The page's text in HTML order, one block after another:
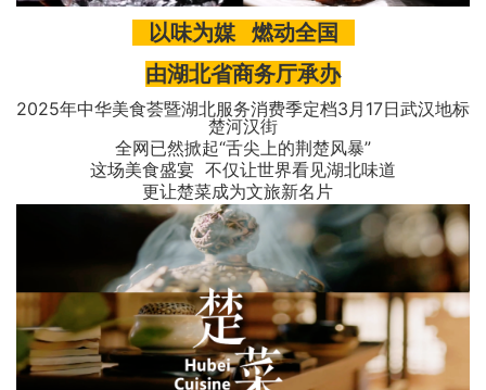
以味为媒 燃动全国
由湖北省商务厅承办
2025年中华美食荟暨湖北服务消费季定档3月17日武汉地标
楚河汉街
全网已然掀起“舌尖上的荆楚风暴”
这场美食盛宴 不仅让世界看见湖北味道
更让楚菜成为文旅新名片